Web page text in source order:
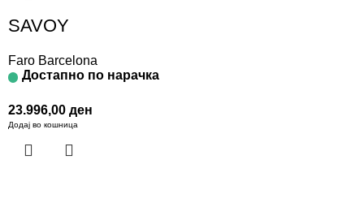
SAVOY
Faro Barcelona
Достапно по нарачка
23.996,00 ден
Додај во кошница